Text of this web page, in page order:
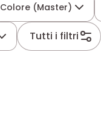
Colore (Master)
Tutti i filtri